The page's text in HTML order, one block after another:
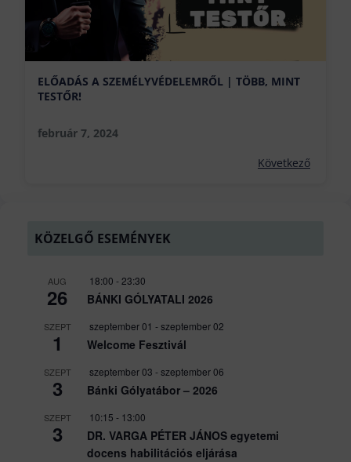
ELŐADÁS A SZEMÉLYVÉDELEMRŐL | TÖBB, MINT
TESTŐR!
február 7, 2024
Következő
KÖZELGŐ ESEMÉNYEK
AUG
26
18:00 - 23:30
BÁNKI GÓLYATALI 2026
SZEPT
1
szeptember 01 -szeptember 02
Welcome Fesztivál
SZEPT
3
szeptember 03 -szeptember 06
Bánki Gólyatábor – 2026
SZEPT
3
10:15 - 13:00
DR. VARGA PÉTER JÁNOS egyetemi
docens habilitációs eljárása